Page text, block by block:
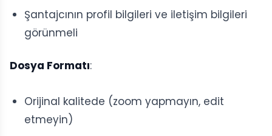
Şantajcının profil bilgileri ve iletişim bilgileri
görünmeli
Dosya Formatı:
Orijinal kalitede (zoom yapmayın, edit
etmeyin)